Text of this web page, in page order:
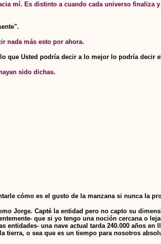
mí. Es distinto a cuando cada universo
nada más esto por ahora.
que Usted podría decir a lo mejor lo podría decir
sido dichas.
cómo es el gusto de la manzana si nunca la
Jorge. Capté la entidad pero no capto su
que si yo tengo una noción cercana o
una nave actual tarda 240.000 años
tierra, o sea que es un tiempo para nosotros